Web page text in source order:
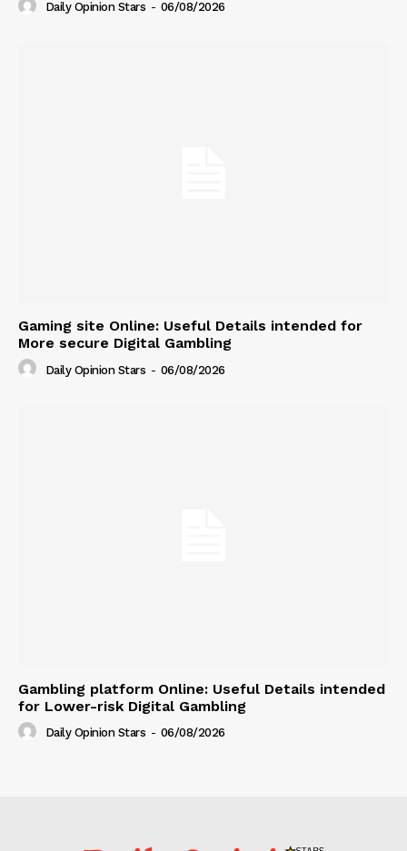
Daily Opinion Stars - 06/08/2026
Gaming site Online: Useful Details intended for
More secure Digital Gambling
Daily Opinion Stars - 06/08/2026
Gambling platform Online: Useful Details intended
for Lower-risk Digital Gambling
Daily Opinion Stars - 06/08/2026